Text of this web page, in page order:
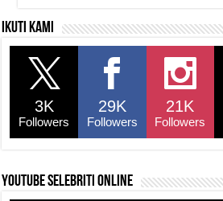
Ikuti kami
3K
Followers
29K
Followers
21K
Followers
YouTube selebriti online